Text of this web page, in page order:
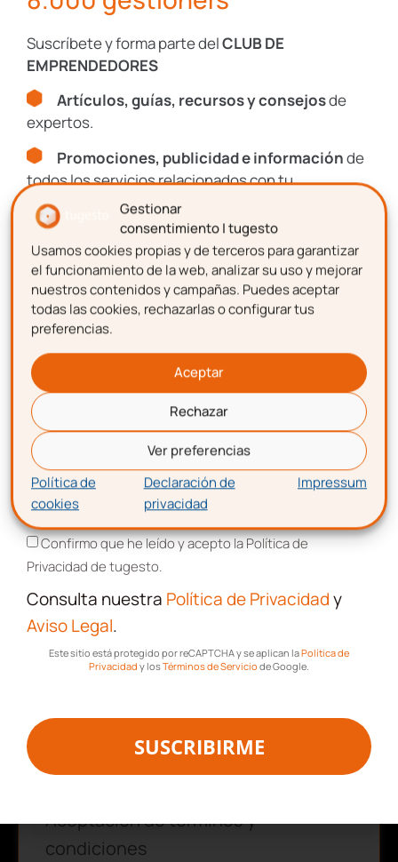
Gestionar
consentimiento | tugesto
Usamos cookies propias y de terceros para garantizar
el funcionamiento de la web, analizar su uso y mejorar
nuestros contenidos y campañas. Puedes aceptar
todas las cookies, rechazarlas o configurar tus
preferencias.
Aceptar
Rechazar
Ver preferencias
Política de
cookies
Declaración de
privacidad
Impressum
Legales
Protección
Datos
I+D+I
Recursos, guías y descuentos
Únete al Club de más de
8.000 gestioners
Suscríbete y forma parte del
Artículos, guías, recursos y consejos
expertos.
Promociones, publicidad e informaciónde
todos los servicios relacionados con tu
emprendimiento.
Nombre
Apellidos
Correo electrónico
Aceptación de términos y
condiciones
Suscríbete y forma parte delCLUB DE
EMPRENDEDORES
Artículos, guías, recursos y consejosde
expertos.
Promociones, publicidad e informaciónde
todos los servicios relacionados con tu
emprendimiento.
Nombre
Apellidos
Correo electrónico
Aceptación de términos y condiciones
Confirmo que he leído y acepto la Política de
Privacidad de tugesto.
Consulta nuestra Política de Privacidady
Aviso Legal.
Este sitio está protegido por reCAPTCHA y se aplican laPolítica de
Privacidad y losTérminos de Servicio de Google.
SUSCRIBIRME